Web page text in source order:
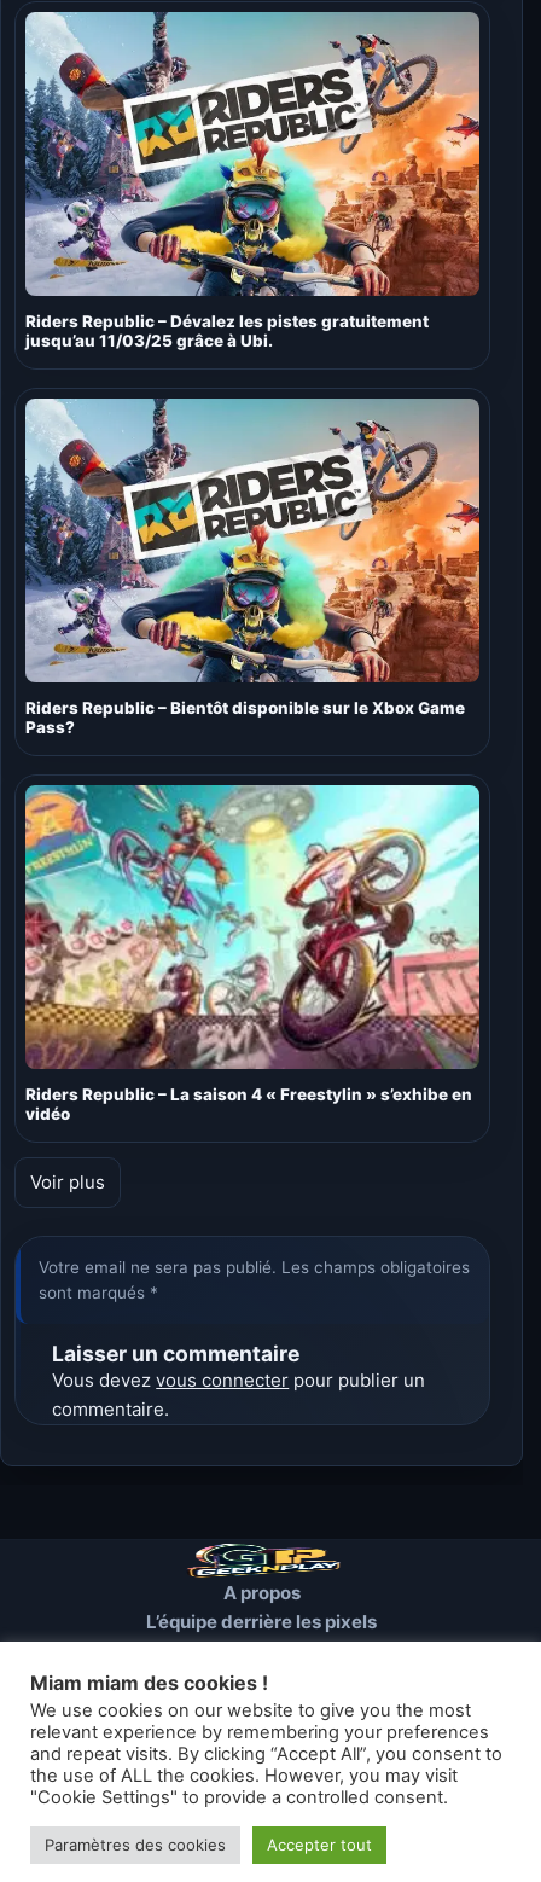
Riders Republic – Dévalez les pistes gratuitement
jusqu’au 11/03/25 grâce à Ubi.
Riders Republic – Bientôt disponible sur le Xbox Game
Pass?
Riders Republic – La saison 4 « Freestylin » s’exhibe en
vidéo
Voir plus
Votre email ne sera pas publié. Les champs obligatoires
sont marqués *
Laisser un commentaire
Vous devezvous connecter pour publier un
commentaire.
A propos
L’équipe derrière les pixels
Mentions Légales
Cookies et autres traceurs
© 2026 GEEKNPLAY — Tous droits réservés
Les articles de geeknplay.fr sont mis à disposition selon les termes
de la licence Creative Commons
Miam miam des cookies !
We use cookies on our website to give you the most
relevant experience by remembering your preferences
and repeat visits. By clicking “Accept All”, you consent to
the use of ALL the cookies. However, you may visit
"Cookie Settings" to provide a controlled consent.
Paramètres des cookies Accepter tout